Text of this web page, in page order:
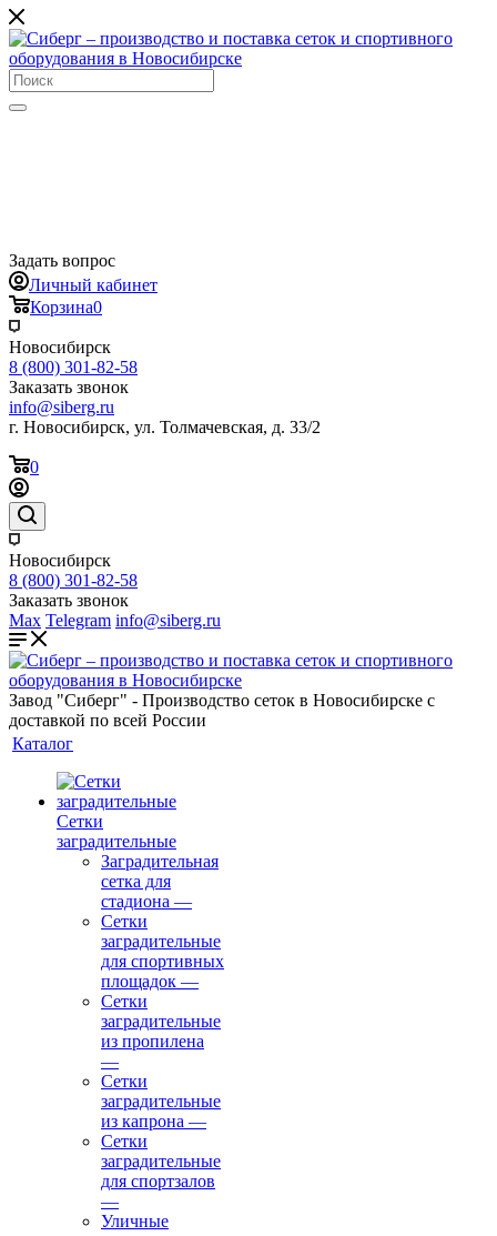
Задать вопрос
Личный кабинет
Корзина0
Новосибирск
8 (800) 301-82-58
Заказать звонок
info@siberg.ru
г. Новосибирск, ул. Толмачевская, д. 33/2
0
Новосибирск
8 (800) 301-82-58
Заказать звонок
Max Telegram info@siberg.ru
Завод "Сиберг" - Производство сеток в Новосибирске с
доставкой по всей России
Каталог
Сетки
заградительные
Заградительная
сетка для
стадиона —
Сетки
заградительные
для спортивных
площадок —
Сетки
заградительные
из пропилена
—
Сетки
заградительные
из капрона —
Сетки
заградительные
для спортзалов
—
Уличные